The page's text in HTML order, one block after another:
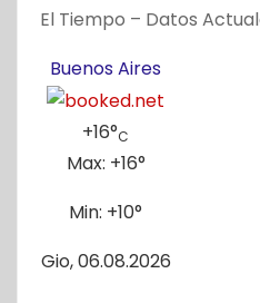
El Tiempo – Datos
Buenos Aires
+16°C
Max: +16°
Min: +10°
Gio, 06.08.2026